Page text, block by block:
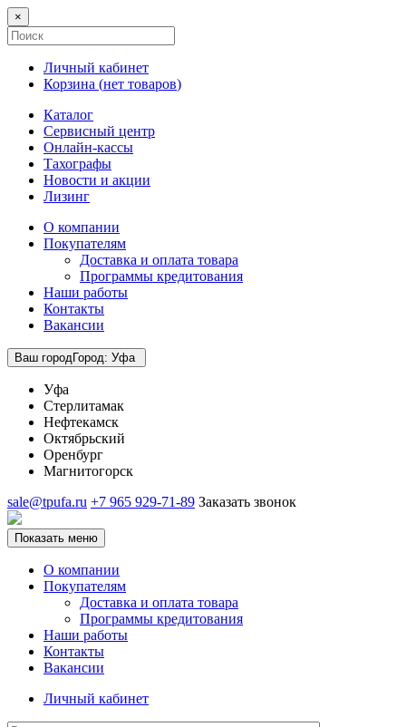
×
Личный кабинет
Корзина (нет товаров)
Каталог
Сервисный центр
Онлайн-кассы
Тахографы
Новости и акции
Лизинг
О компании
Покупателям
Доставка и оплата товара
Программы кредитования
Наши работы
Контакты
Вакансии
Ваш городГород: Уфа
Уфа
Стерлитамак
Нефтекамск
Октябрьский
Оренбург
Магнитогорск
sale@tpufa.ru +7 965 929-71-89 Заказать звонок
Показать меню
О компании
Покупателям
Доставка и оплата товара
Программы кредитования
Наши работы
Контакты
Вакансии
Личный кабинет